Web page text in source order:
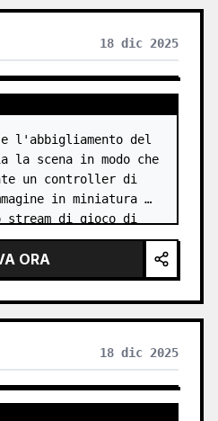
18 dic 2025
l'abbigliamento del
la scena in modo che
un controller di
in miniatura
di gioco di
robuste, quindi
ORA
18 dic 2025